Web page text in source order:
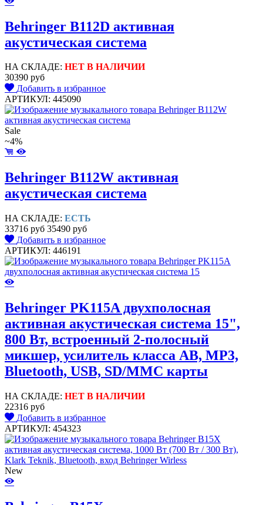
Behringer B112D активная
акустическая система
НА СКЛАДЕ: НЕТ В НАЛИЧИИ
30390 руб
Добавить в избранное
АРТИКУЛ: 445090
Sale
~4%
Behringer B112W активная
акустическая система
НА СКЛАДЕ: ЕСТЬ
33716 руб 35490 руб
Добавить в избранное
АРТИКУЛ: 446191
Behringer PK115A двухполосная
активная акустическая система 15",
800 Вт, встроенный 2-полосный
микшер, усилитель класса AB, MP3,
Bluetooth, USB, SD/MMC карты
НА СКЛАДЕ: НЕТ В НАЛИЧИИ
22316 руб
Добавить в избранное
АРТИКУЛ: 454323
New